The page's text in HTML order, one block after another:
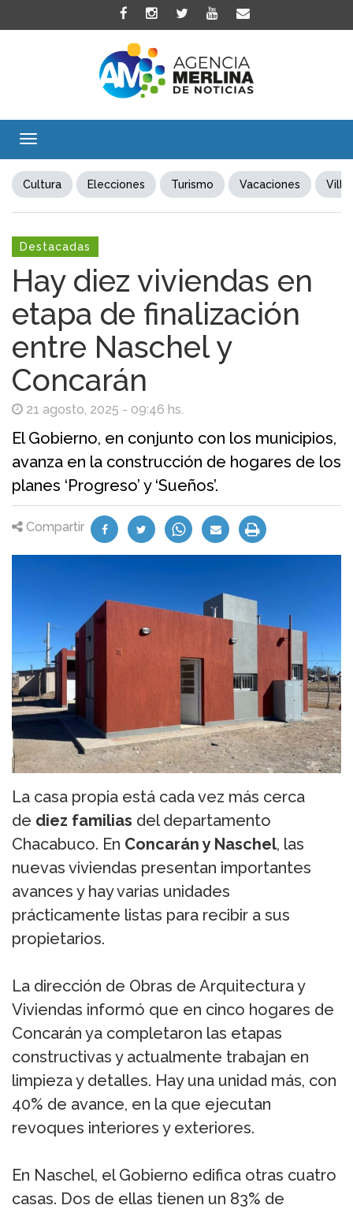
Toggle
Cultura Elecciones Turismo Vacaciones Villa
Destacadas
Hay diez viviendas en
etapa de finalización
entre Naschel y
Concarán
21 agosto, 2025 - 09:46 hs.
El Gobierno, en conjunto con los municipios,
avanza en la construcción de hogares de los
planes ‘Progreso’ y ‘Sueños’.
Compartir
La casa propia está cada vez más cerca
de diez familias del departamento
Chacabuco. En Concarán y Naschel, las
nuevas viviendas presentan importantes
avances y hay varias unidades
prácticamente listas para recibir a sus
propietarios.
La dirección de Obras de Arquitectura y
Viviendas informó que en cinco hogares de
Concarán ya completaron las etapas
constructivas y actualmente trabajan en
limpieza y detalles. Hay una unidad más, con
40% de avance, en la que ejecutan
revoques interiores y exteriores.
En Naschel, el Gobierno edifica otras cuatro
casas. Dos de ellas tienen un 83% de